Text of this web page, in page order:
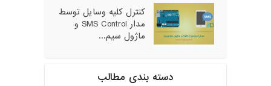
کنترل کلیه وسایل توسط
مدار SMS Control و
ماژول سیم...
دسته بندی مطالب